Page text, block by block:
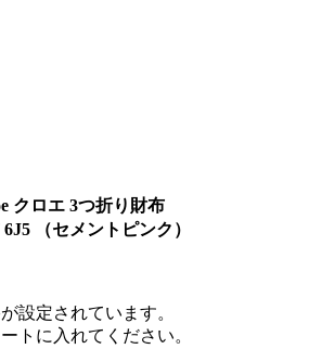
クロエ 3つ折り財布
（セメントピンク）
設定されています。
トに入れてください。